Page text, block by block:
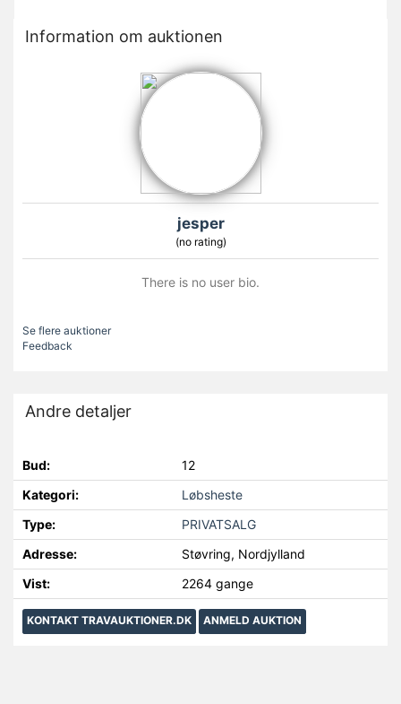
Information om auktionen
jesper
(no rating)
There is no user bio.
Se flere auktioner
Feedback
Andre detaljer
Bud:
12
Kategori:
Løbsheste
Type:
PRIVATSALG
Adresse:
Støvring, Nordjylland
Vist:
2264 gange
KONTAKT TRAVAUKTIONER.DK ANMELD AUKTION